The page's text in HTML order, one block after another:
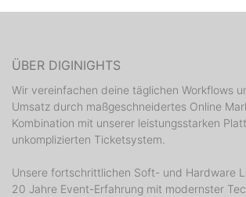
ÜBER DIGINIGHTS
Wir vereinfachen deine täglichen Workflows
Umsatz durch maßgeschneidertes Online
Kombination mit unserer leistungsstarken
unkomplizierten Ticketsystem.
Unsere fortschrittlichen Soft- und Hardware
20 Jahre Event-Erfahrung mit modernster